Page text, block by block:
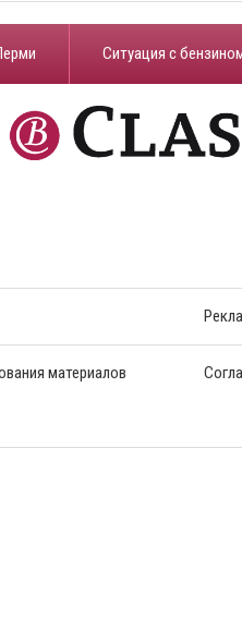
​Ситуация с
материалов